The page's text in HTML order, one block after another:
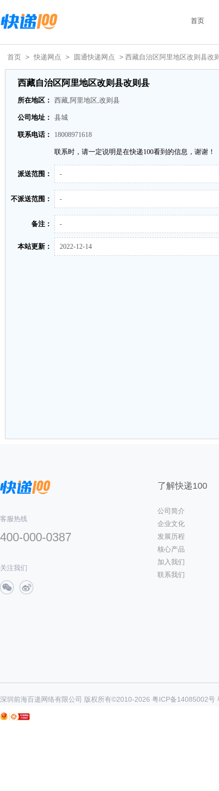
首页
首页 > 快递网点 > 圆通快递网点 > 西藏自治区阿里地区改则县改
西藏自治区阿里地区改则县改则县
所在地区： 西藏,阿里地区,改则县
公司地址： 县城
联系电话： 18008971618
联系时，请一定说明是在快递100看到的信息，谢谢！
派送范围： -
不派送范围： -
备注： -
本站更新： 2022-12-14
客服热线
400-000-0387
关注我们
了解快递100
公司简介
企业文化
发展历程
核心产品
加入我们
联系我们
深圳前海百递网络有限公司 版权所有©2010-2026 粤ICP备14085002号